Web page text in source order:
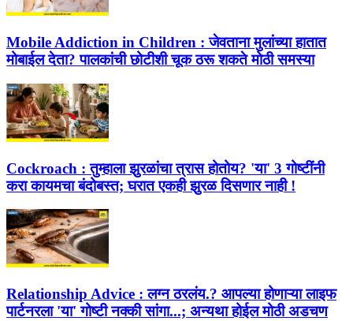
Mobile Addiction in Children : जेवताना मुलांच्या हातात
मोबाईल देता? पालकांची छोटीशी चूक ठरू शकते मोठी समस्या
Cockroach : तुम्हाला झुरळांचा त्रास होतोय? 'या' 3 गोष्टींनी
करा कायमचा बंदोबस्त; घरात एकही झुरळ दिसणार नाही !
Relationship Advice : लग्न ठरलंय.? आपल्या होणाऱ्या लाइफ
पार्टनरला 'या' गोष्टी नक्की सांगा...; अन्यथा होईल मोठी अडचण